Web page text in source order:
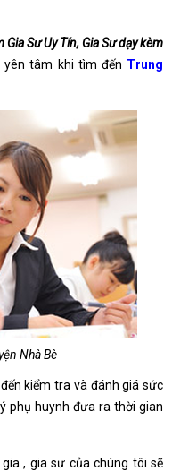
Gia Sư Uy Tín, Gia Sư dạy kèm
yên tâm khi tìm đến Trung
Nhà Bè
kiểm tra và đánh giá sức
phụ huynh đưa ra thời gian
, gia sư của chúng tôi sẽ